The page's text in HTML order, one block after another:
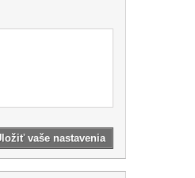
vaše nastavenia